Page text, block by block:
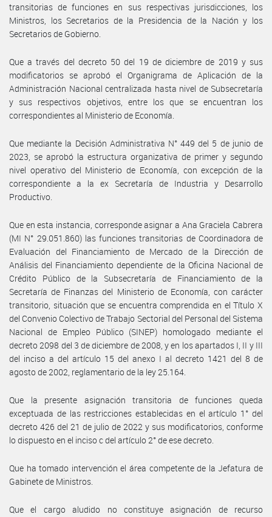
transitorias de funciones en sus respectivas jurisdicciones, los
Ministros, los Secretarios de la Presidencia de la Nación y los
Secretarios de Gobierno.
Que a través del decreto 50 del 19 de diciembre de 2019 y sus
modificatorios se aprobó el Organigrama de Aplicación de la
Administración Nacional centralizada hasta nivel de Subsecretaría
y sus respectivos objetivos, entre los que se encuentran los
correspondientes al Ministerio de Economía.
Que mediante la Decisión Administrativa N° 449 del 5 de junio de
2023, se aprobó la estructura organizativa de primer y segundo
nivel operativo del Ministerio de Economía, con excepción de la
correspondiente a la ex Secretaría de Industria y Desarrollo
Productivo.
Que en esta instancia, corresponde asignar a Ana Graciela Cabrera
(MI N° 29.051.860) las funciones transitorias de Coordinadora de
Evaluación del Financiamiento de Mercado de la Dirección de
Análisis del Financiamiento dependiente de la Oficina Nacional de
Crédito Público de la Subsecretaría de Financiamiento de la
Secretaría de Finanzas del Ministerio de Economía, con carácter
transitorio, situación que se encuentra comprendida en el Título X
del Convenio Colectivo de Trabajo Sectorial del Personal del Sistema
Nacional de Empleo Público (SINEP) homologado mediante el
decreto 2098 del 3 de diciembre de 2008, y en los apartados I, II y III
del inciso a del artículo 15 del anexo I al decreto 1421 del 8 de
agosto de 2002, reglamentario de la ley 25.164.
Que la presente asignación transitoria de funciones queda
exceptuada de las restricciones establecidas en el artículo 1° del
decreto 426 del 21 de julio de 2022 y sus modificatorios, conforme
lo dispuesto en el inciso c del artículo 2° de ese decreto.
Que ha tomado intervención el área competente de la Jefatura de
Gabinete de Ministros.
Que el cargo aludido no constituye asignación de recurso